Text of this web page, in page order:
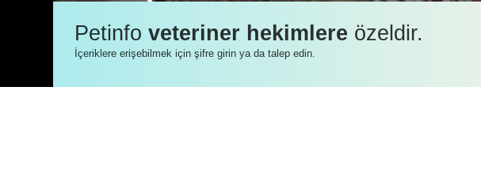
Atlasvet, ilkini 2018 yılında gerçekleştirdiği Güç Birliği
firmalar da ürünlerini detaylı olarak anlatma fırsatı
Petinfoveteriner hekimlere özeldir.
İçeriklere erişebilmek için şifre girin ya da talep edin.